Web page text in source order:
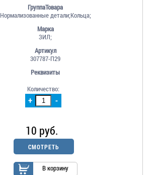
ГруппаТовара
Нормализованные детали;Кольца;
Марка
ЗИЛ;
Артикул
307787-П29
Реквизиты
+ -
Количество:
10 руб.
СМОТРЕТЬ
В корзину